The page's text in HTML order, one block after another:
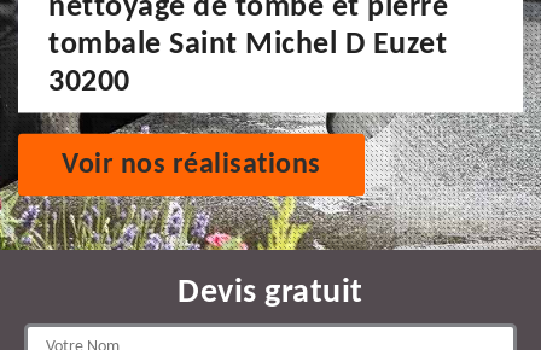
nettoyage de tombe et pierre
tombale Saint Michel D Euzet
30200
Voir nos réalisations
Devis gratuit